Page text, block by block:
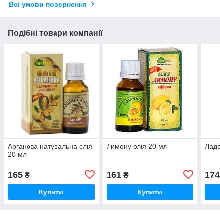
Всі умови повернення
Подібні товари компанії
Арганова натуральна олія
20 мл
165 ₴
Купити
Лимону олія 20 мл
161₴
Купити
174